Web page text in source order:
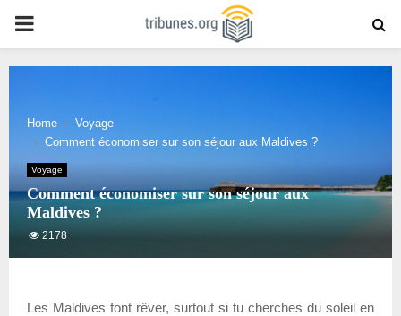
PRIMARY
MENU
Home
Voyage
Comment économiser sur son séjour aux Maldives ?
Voyage
Comment économiser sur son séjour aux
Maldives ?
2178
Les Maldives font rêver, surtout si tu cherches du soleil en